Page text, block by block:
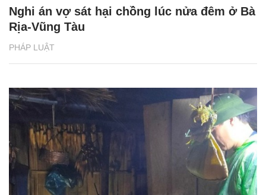
PHÁP LUẬT
Nghi án vợ sát hại chồng lúc nửa đêm ở Bà
Rịa-Vũng Tàu